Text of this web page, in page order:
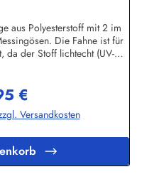
aus Polyesterstoff mit 2 im
Die Fahne ist für
da der Stoff lichtecht (UV-
an Länder- und
Bootsflaggen und
Shop - Axel
Preis:
€
Versandkosten